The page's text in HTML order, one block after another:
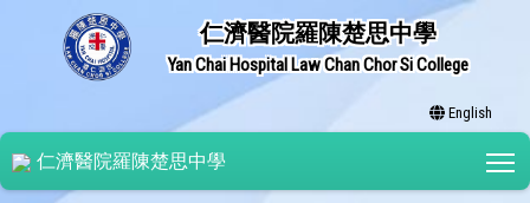
仁濟醫院羅陳楚思中學
Yan Chai Hospital Law Chan Chor Si College
English
仁濟醫院羅陳楚思中學